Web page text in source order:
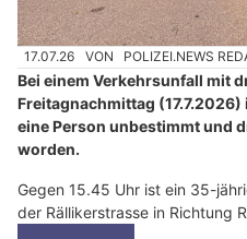
17.07.26 VON POLIZEI.NEWS
Bei einem Verkehrsunfall mit
Freitagnachmittag
eine Person unbestimmt und
worden.
Gegen 15.45 Uhr ist ein 35-
der Rällikerstrasse in Richtung